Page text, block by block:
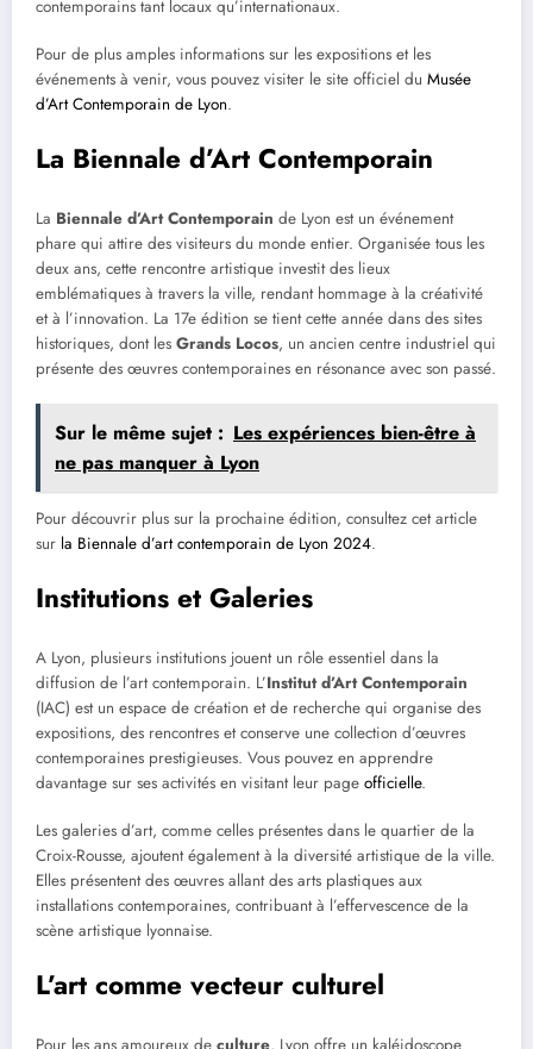
contemporains tant locaux qu’internationaux.
Pour de plus amples informations sur les expositions et les
événements à venir, vous pouvez visiter le site officiel du Musée
d’Art Contemporain de Lyon.
La Biennale d’Art Contemporain
La Biennale d’Art Contemporain de Lyon est un événement
phare qui attire des visiteurs du monde entier. Organisée tous les
deux ans, cette rencontre artistique investit des lieux
emblématiques à travers la ville, rendant hommage à la créativité
et à l’innovation. La 17e édition se tient cette année dans des sites
historiques, dont les Grands Locos, un ancien centre industriel qui
présente des œuvres contemporaines en résonance avec son passé.
Sur le même sujet : Les expériences bien-être à
ne pas manquer à Lyon
Pour découvrir plus sur la prochaine édition, consultez cet article
sur la Biennale d’art contemporain de Lyon 2024.
Institutions et Galeries
A Lyon, plusieurs institutions jouent un rôle essentiel dans la
diffusion de l’art contemporain. L’Institut d’Art Contemporain
(IAC) est un espace de création et de recherche qui organise des
expositions, des rencontres et conserve une collection d’œuvres
contemporaines prestigieuses. Vous pouvez en apprendre
davantage sur ses activités en visitant leur page officielle.
Les galeries d’art, comme celles présentes dans le quartier de la
Croix-Rousse, ajoutent également à la diversité artistique de la ville.
Elles présentent des œuvres allant des arts plastiques aux
installations contemporaines, contribuant à l’effervescence de la
scène artistique lyonnaise.
L’art comme vecteur culturel